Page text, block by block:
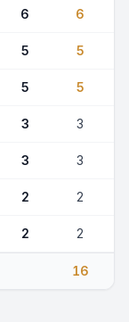
6 6
5 5
5 5
3 3
3 3
2 2
2 2
16